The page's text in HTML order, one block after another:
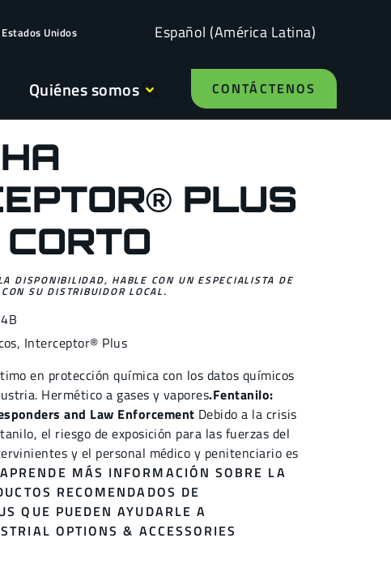
Estados Unidos Español (América Latina)
Quiénes somos CONTÁCTENOS
PLUS
DISPONIBILIDAD, HABLE CON UN ESPECIALISTA DE
SU DISTRIBUIDOR LOCAL.
, Interceptor® Plus
en protección química con los datos químicos
Hermético a gases y vapores.Fentanilo:
and Law Enforcement Debido a la crisis
el riesgo de exposición para las fuerzas del
y el personal médico y penitenciario es
APRENDE MÁS INFORMACIÓN SOBRE LA
RECOMENDADOS DE
QUE PUEDEN AYUDARLE A
OPTIONS & ACCESSORIES